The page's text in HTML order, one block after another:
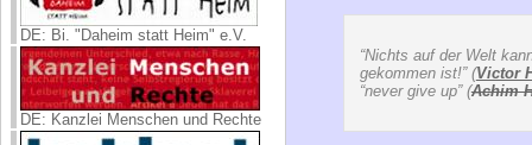
DE: Bi. "Daheim statt Heim" e.V.
DE: Kanzlei Menschen und Rechte
“Nichts auf der Welt
gekommen ist!” (Victor
“never give up” (Achim